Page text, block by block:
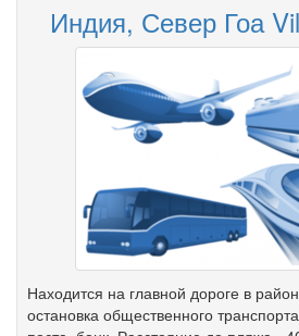
Индия, Север Гоа
Находится на главной дороге в
остановка общественного